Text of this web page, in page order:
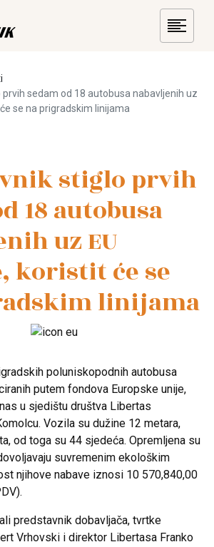
prvih sedam od 18 autobusa nabavljenih uz
se na prigradskim linijama
stiglo prvih
18 autobusa
uz EU
koristit će se
linijama
poluniskopodnih autobusa
putem fondova Europske unije,
u sjedištu društva Libertas
Vozila su dužine 12 metara,
od toga su 44 sjedeća. Opremljena su
suvremenim ekološkim
njihove nabave iznosi 10 570,840,00
predstavnik dobavljača, tvrtke
Vrhovski i direktor Libertasa Franko